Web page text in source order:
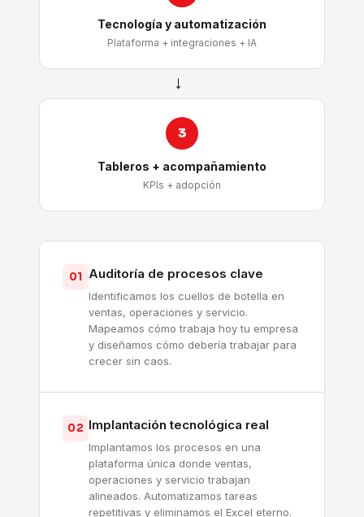
Tecnología y automatización
Plataforma + integraciones + IA
→
3
Tableros + acompañamiento
KPIs + adopción
01 Auditoría de procesos clave
Identificamos los cuellos de botella en
ventas, operaciones y servicio.
Mapeamos cómo trabaja hoy tu empresa
y diseñamos cómo debería trabajar para
crecer sin caos.
02 Implantación tecnológica real
Implantamos los procesos en una
plataforma única donde ventas,
operaciones y servicio trabajan
alineados. Automatizamos tareas
repetitivas y eliminamos el Excel eterno.